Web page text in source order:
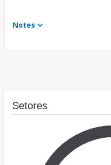
Notes
Setores